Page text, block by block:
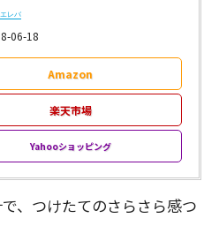
レバ
06-18
Amazon
楽天市場
Yahooショッピング
、つけたてのさらさら感つ